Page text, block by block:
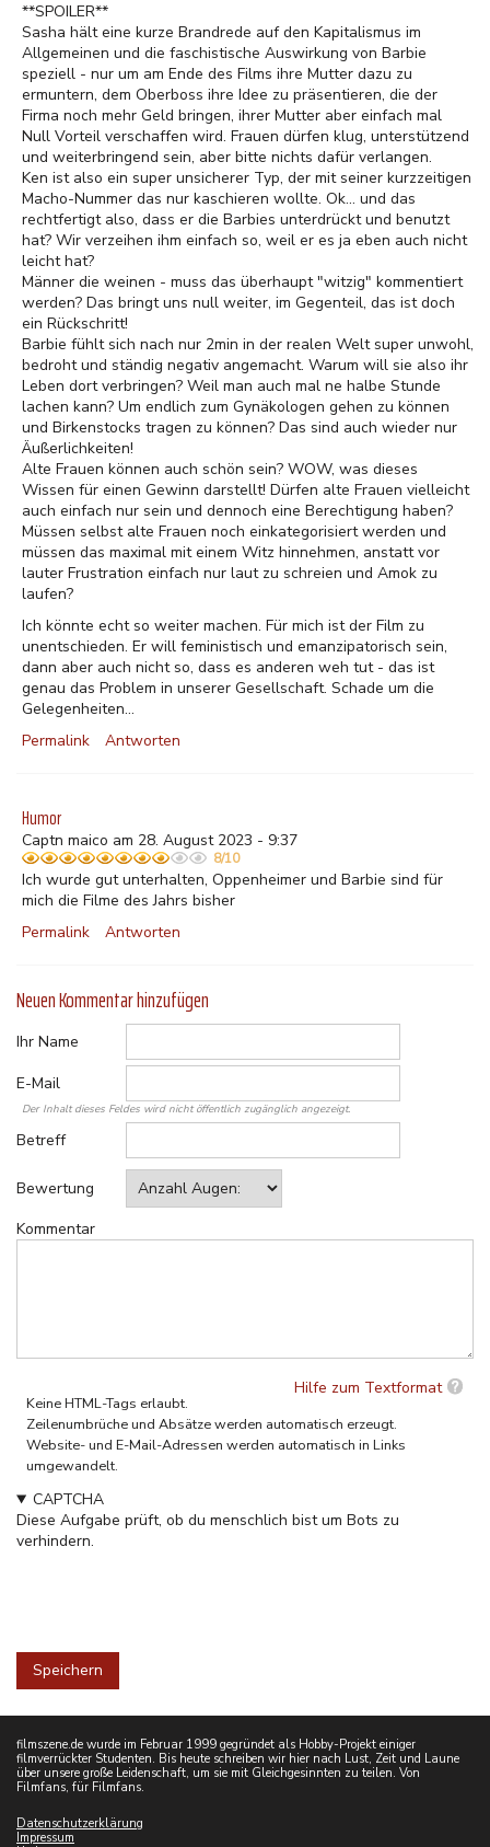
**SPOILER**
Sasha hält eine kurze Brandrede auf den Kapitalismus im
Allgemeinen und die faschistische Auswirkung von Barbie
speziell - nur um am Ende des Films ihre Mutter dazu zu
ermuntern, dem Oberboss ihre Idee zu präsentieren, die der
Firma noch mehr Geld bringen, ihrer Mutter aber einfach mal
Null Vorteil verschaffen wird. Frauen dürfen klug, unterstützend
und weiterbringend sein, aber bitte nichts dafür verlangen.
Ken ist also ein super unsicherer Typ, der mit seiner kurzzeitigen
Macho-Nummer das nur kaschieren wollte. Ok... und das
rechtfertigt also, dass er die Barbies unterdrückt und benutzt
hat? Wir verzeihen ihm einfach so, weil er es ja eben auch nicht
leicht hat?
Männer die weinen - muss das überhaupt "witzig" kommentiert
werden? Das bringt uns null weiter, im Gegenteil, das ist doch
ein Rückschritt!
Barbie fühlt sich nach nur 2min in der realen Welt super unwohl,
bedroht und ständig negativ angemacht. Warum will sie also ihr
Leben dort verbringen? Weil man auch mal ne halbe Stunde
lachen kann? Um endlich zum Gynäkologen gehen zu können
und Birkenstocks tragen zu können? Das sind auch wieder nur
Äußerlichkeiten!
Alte Frauen können auch schön sein? WOW, was dieses
Wissen für einen Gewinn darstellt! Dürfen alte Frauen vielleicht
auch einfach nur sein und dennoch eine Berechtigung haben?
Müssen selbst alte Frauen noch einkategorisiert werden und
müssen das maximal mit einem Witz hinnehmen, anstatt vor
lauter Frustration einfach nur laut zu schreien und Amok zu
laufen?
Ich könnte echt so weiter machen. Für mich ist der Film zu
unentschieden. Er will feministisch und emanzipatorisch sein,
dann aber auch nicht so, dass es anderen weh tut - das ist
genau das Problem in unserer Gesellschaft. Schade um die
Gelegenheiten...
Permalink
Antworten
Humor
Captn maico am 28. August 2023 - 9:37
8/10
Ich wurde gut unterhalten, Oppenheimer und Barbie sind für
mich die Filme des Jahrs bisher
Permalink
Antworten
Neuen Kommentar hinzufügen
Ihr Name
E-Mail
Der Inhalt dieses Feldes wird nicht öffentlich zugänglich angezeigt.
Betreff
Bewertung
Kommentar
Hilfe zum Textformat
Keine HTML-Tags erlaubt.
Zeilenumbrüche und Absätze werden automatisch erzeugt.
Website- und E-Mail-Adressen werden automatisch in Links
umgewandelt.
CAPTCHA
Diese Aufgabe prüft, ob du menschlich bist um Bots zu
verhindern.
filmszene.de wurde im Februar 1999 gegründet als Hobby-Projekt einiger
filmverrückter Studenten. Bis heute schreiben wir hier nach Lust, Zeit und Laune
über unsere große Leidenschaft, um sie mit Gleichgesinnten zu teilen. Von
Filmfans, für Filmfans.
Datenschutzerklärung
Impressum